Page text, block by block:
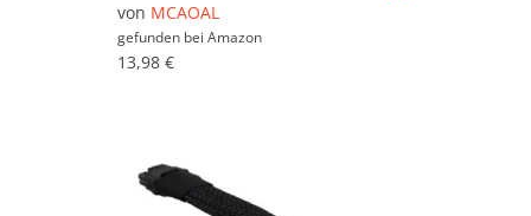
von MCAOAL
gefunden bei Amazon
13,98 €